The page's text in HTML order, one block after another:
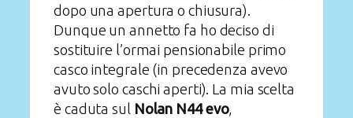
dopo una apertura o chiusura).
Dunque un annetto fa ho deciso di
sostituire l’ormai pensionabile primo
casco integrale (in precedenza avevo
avuto solo caschi aperti). La mia scelta
è caduta sul Nolan N44 evo,